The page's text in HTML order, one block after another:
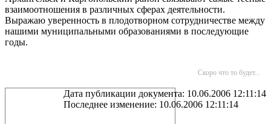
взаимоотношения в различных сферах деятельности.
Выражаю уверенность в плодотворном сотрудничестве между
нашими муниципальными образованиями в последующие
годы.
Скоро что то будет...
Дата публикации документа: 10.06.2006 12:11:14
Последнее изменение: 10.06.2006 12:11:14